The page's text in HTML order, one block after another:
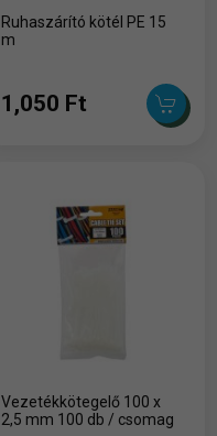
Ruhaszárító kötél PE 15
m
1,050 Ft
Vezetékkötegelő 100 x
2,5 mm 100 db / csomag